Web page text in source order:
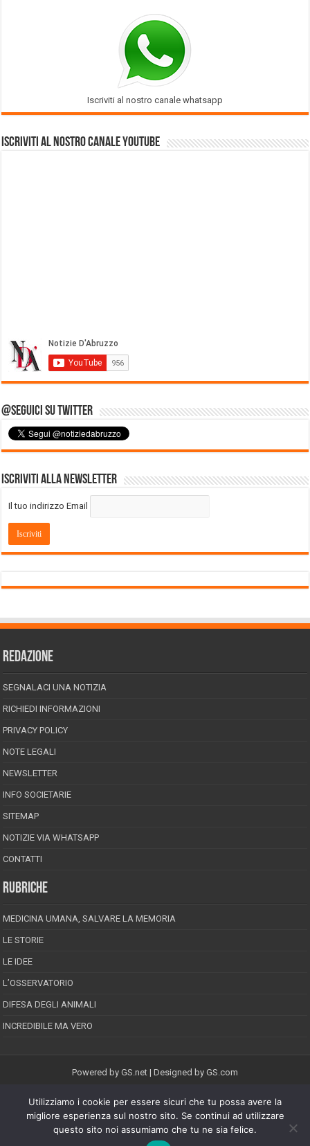
Iscriviti al nostro canale whatsapp
Iscriviti al nostro Canale Youtube
@Seguici su Twitter
Iscriviti alla Newsletter
Il tuo indirizzo Email
REDAZIONE
SEGNALACI UNA NOTIZIA
RICHIEDI INFORMAZIONI
PRIVACY POLICY
NOTE LEGALI
NEWSLETTER
INFO SOCIETARIE
SITEMAP
NOTIZIE VIA WHATSAPP
CONTATTI
RUBRICHE
MEDICINA UMANA, SALVARE LA MEMORIA
LE STORIE
LE IDEE
L’OSSERVATORIO
DIFESA DEGLI ANIMALI
INCREDIBILE MA VERO
Powered by GS.net | Designed by GS.com
EPINEION EDITRICE S.R.L.P.Iva 02008710689
Registrazione Tribunale di Pescara reg. speciale della stampa n.08/2012
Direttore responsabile: Maurizio Piccinino
Iscrizione al ROC n.22607
Utilizziamo i cookie per essere sicuri che tu possa avere la
migliore esperienza sul nostro sito. Se continui ad utilizzare
questo sito noi assumiamo che tu ne sia felice.